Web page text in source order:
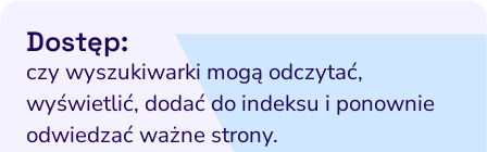
Dostęp:
czy wyszukiwarki mogą odczytać,
wyświetlić, dodać do indeksu i ponownie
odwiedzać ważne strony.